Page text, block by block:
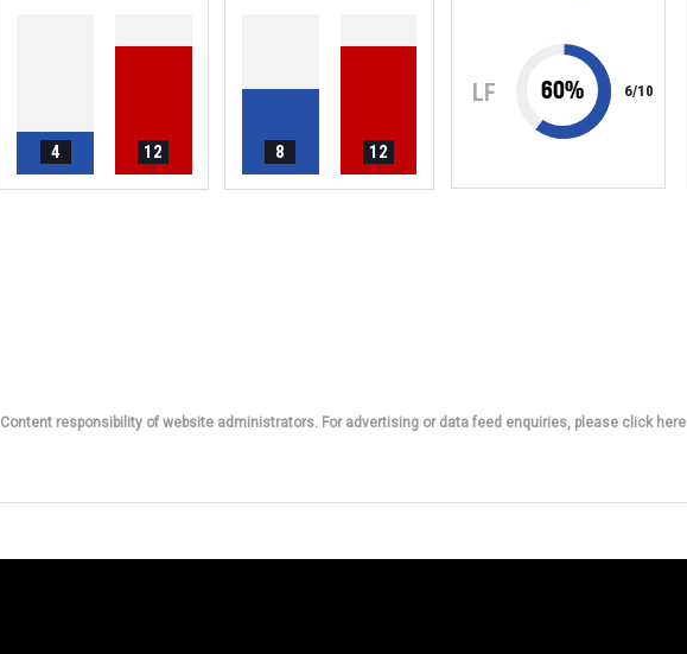
4 12 8 12
LF 60% 6/10
Content responsibility of website administrators. For advertising or data feed enquiries, please click here